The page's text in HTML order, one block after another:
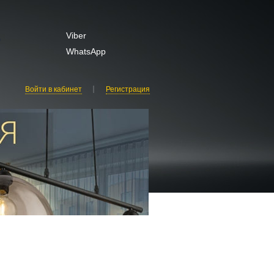
Viber
WhatsApp
Войти в кабинет Регистрация